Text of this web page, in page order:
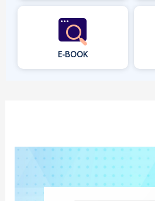
E-BOOK